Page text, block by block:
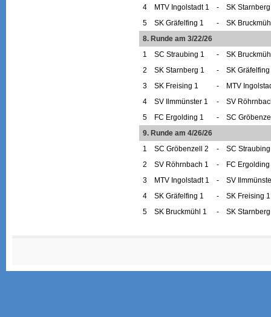
4
MTV Ingolstadt 1 -
SK
5
SK Gräfelfing 1 -
SK
8. Runde am 3/22/26
1
SC Straubing 1 -
SK
2
SK Starnberg 1 -
SK Gräfelfing
3
SK Freising 1 -
MTV
4
SV Ilmmünster 1 -
SV
5
FC Ergolding 1 -
SC
9. Runde am 4/26/26
1
SC Gröbenzell 2 -
SC
2
SV Röhrnbach 1 -
FC Ergolding
3
MTV Ingolstadt 1 -
SV
4
SK Gräfelfing 1 -
SK Freising 1
5
SK Bruckmühl 1 - SK